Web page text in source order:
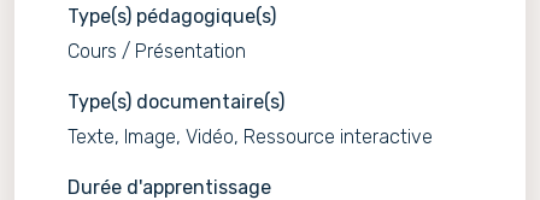
Type(s) pédagogique(s)
Cours / Présentation
Type(s) documentaire(s)
Texte, Image, Vidéo, Ressource interactive
Durée d'apprentissage